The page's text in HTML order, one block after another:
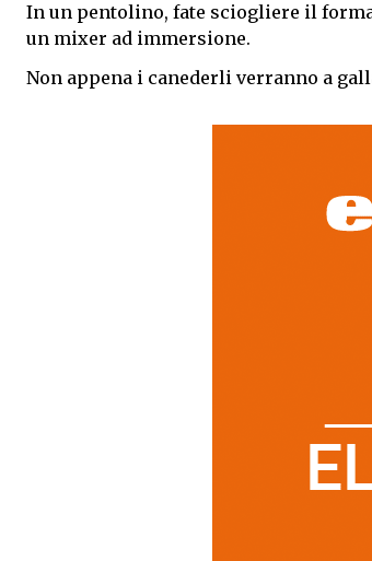
In un pentolino, fate sciogliere il
un mixer ad immersione.
Non appena i canederli verranno a